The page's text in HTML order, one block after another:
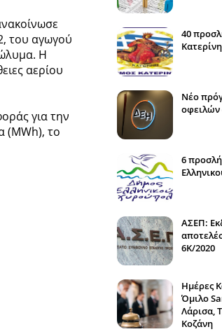
του αγωγού
Η
αερίου
για την
(MWh), το
40
Νέο
οφειλών
6
ΑΣΕΠ:
6Κ/2020
Ημέρες
Όμιλο
Λάρισα,
Κοζάνη